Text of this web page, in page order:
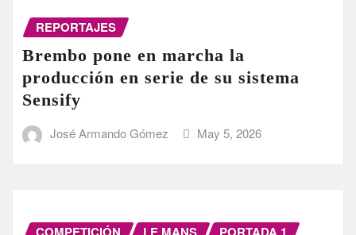
REPORTAJES
Brembo pone en marcha la
producción en serie de su sistema
Sensify
José Armando Gómez May 5, 2026